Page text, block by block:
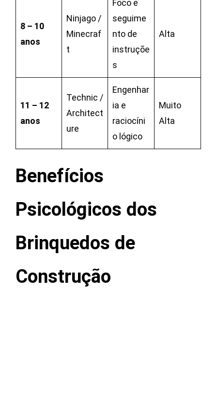
8 – 10
anos
Ninjago /
Minecraf
t
Foco e
seguime
nto de
instruçõe
s
Alta
11 – 12
anos
Technic /
Architect
ure
Engenhar
ia e
raciocíni
o lógico
Muito
Alta
Benefícios
Psicológicos dos
Brinquedos de
Construção